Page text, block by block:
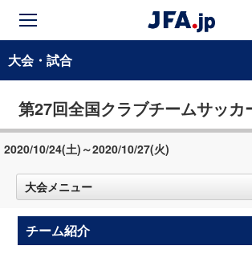
大会・試合
第27回全国クラブチームサッカ
2020/10/24(土)～2020/10/27(火)
大会メニュー
チーム紹介